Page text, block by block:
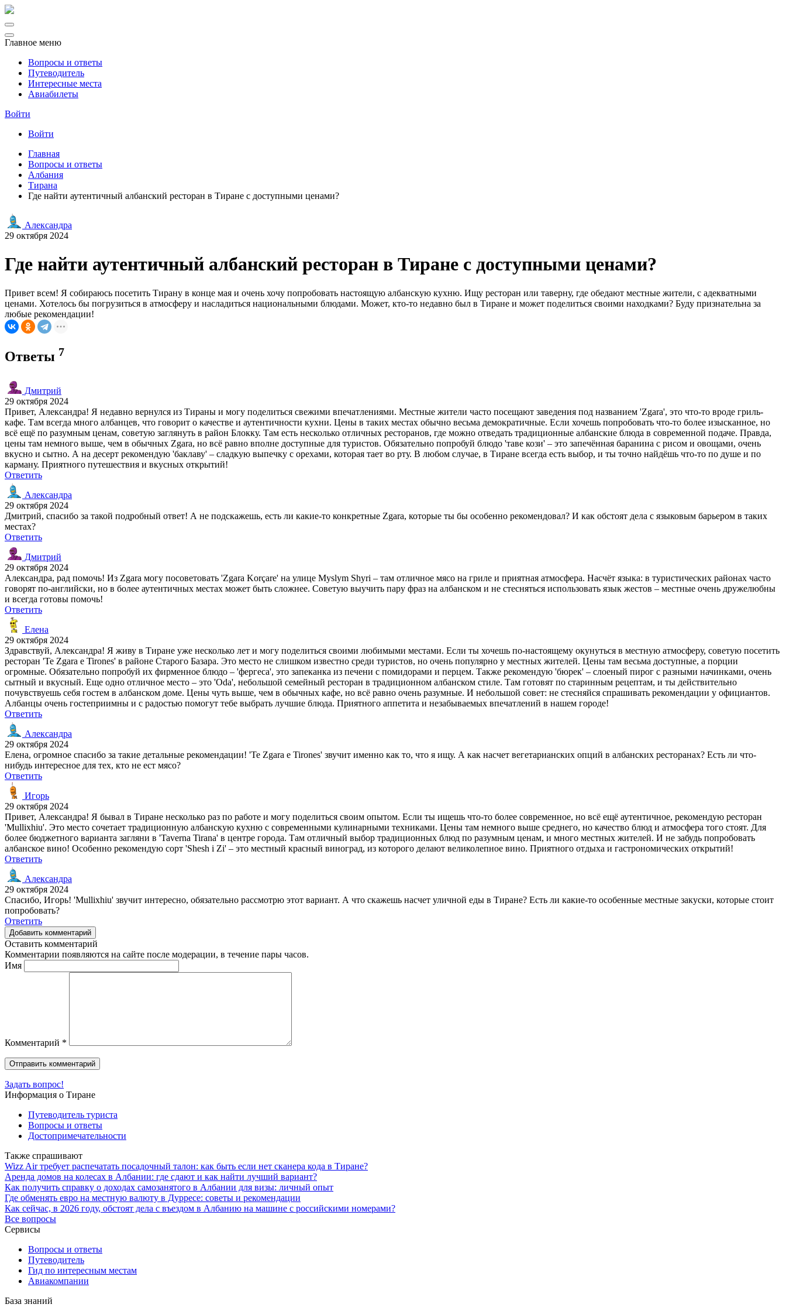
Главное меню
Вопросы и ответы
Путеводитель
Интересные места
Авиабилеты
Войти
Войти
Главная
Вопросы и ответы
Албания
Тирана
Где найти аутентичный албанский ресторан в Тиране с доступными ценами?
Александра
29 октября 2024
Где найти аутентичный албанский ресторан в Тиране с доступными ценами?
Привет всем! Я собираюсь посетить Тирану в конце мая и очень хочу попробовать настоящую албанскую кухню. Ищу ресторан или таверну, где обедают местные жители, с адекватными
ценами. Хотелось бы погрузиться в атмосферу и насладиться национальными блюдами. Может, кто-то недавно был в Тиране и может поделиться своими находками? Буду признательна за
любые рекомендации!
Ответы 7
Дмитрий
29 октября 2024
Привет, Александра! Я недавно вернулся из Тираны и могу поделиться свежими впечатлениями. Местные жители часто посещают заведения под названием 'Zgara', это что-то вроде гриль-
кафе. Там всегда много албанцев, что говорит о качестве и аутентичности кухни. Цены в таких местах обычно весьма демократичные. Если хочешь попробовать что-то более изысканное, но
всё ещё по разумным ценам, советую заглянуть в район Блокку. Там есть несколько отличных ресторанов, где можно отведать традиционные албанские блюда в современной подаче. Правда,
цены там немного выше, чем в обычных Zgara, но всё равно вполне доступные для туристов. Обязательно попробуй блюдо 'таве кози' – это запечённая баранина с рисом и овощами, очень
вкусно и сытно. А на десерт рекомендую 'баклаву' – сладкую выпечку с орехами, которая тает во рту. В любом случае, в Тиране всегда есть выбор, и ты точно найдёшь что-то по душе и по
карману. Приятного путешествия и вкусных открытий!
Ответить
Александра
29 октября 2024
Дмитрий, спасибо за такой подробный ответ! А не подскажешь, есть ли какие-то конкретные Zgara, которые ты бы особенно рекомендовал? И как обстоят дела с языковым барьером в таких
местах?
Ответить
Дмитрий
29 октября 2024
Александра, рад помочь! Из Zgara могу посоветовать 'Zgara Korçare' на улице Myslym Shyri – там отличное мясо на гриле и приятная атмосфера. Насчёт языка: в туристических районах часто
говорят по-английски, но в более аутентичных местах может быть сложнее. Советую выучить пару фраз на албанском и не стесняться использовать язык жестов – местные очень дружелюбны
и всегда готовы помочь!
Ответить
Елена
29 октября 2024
Здравствуй, Александра! Я живу в Тиране уже несколько лет и могу поделиться своими любимыми местами. Если ты хочешь по-настоящему окунуться в местную атмосферу, советую посетить
ресторан 'Te Zgara e Tirones' в районе Старого Базара. Это место не слишком известно среди туристов, но очень популярно у местных жителей. Цены там весьма доступные, а порции
огромные. Обязательно попробуй их фирменное блюдо – 'фергеса', это запеканка из печени с помидорами и перцем. Также рекомендую 'бюрек' – слоеный пирог с разными начинками, очень
сытный и вкусный. Еще одно отличное место – это 'Oda', небольшой семейный ресторан в традиционном албанском стиле. Там готовят по старинным рецептам, и ты действительно
почувствуешь себя гостем в албанском доме. Цены чуть выше, чем в обычных кафе, но всё равно очень разумные. И небольшой совет: не стесняйся спрашивать рекомендации у официантов.
Албанцы очень гостеприимны и с радостью помогут тебе выбрать лучшие блюда. Приятного аппетита и незабываемых впечатлений в нашем городе!
Ответить
Александра
29 октября 2024
Елена, огромное спасибо за такие детальные рекомендации! 'Te Zgara e Tirones' звучит именно как то, что я ищу. А как насчет вегетарианских опций в албанских ресторанах? Есть ли что-
нибудь интересное для тех, кто не ест мясо?
Ответить
Игорь
29 октября 2024
Привет, Александра! Я бывал в Тиране несколько раз по работе и могу поделиться своим опытом. Если ты ищешь что-то более современное, но всё ещё аутентичное, рекомендую ресторан
'Mullixhiu'. Это место сочетает традиционную албанскую кухню с современными кулинарными техниками. Цены там немного выше среднего, но качество блюд и атмосфера того стоят. Для
более бюджетного варианта загляни в 'Taverna Tirana' в центре города. Там отличный выбор традиционных блюд по разумным ценам, и много местных жителей. И не забудь попробовать
албанское вино! Особенно рекомендую сорт 'Shesh i Zi' – это местный красный виноград, из которого делают великолепное вино. Приятного отдыха и гастрономических открытий!
Ответить
Александра
29 октября 2024
Спасибо, Игорь! 'Mullixhiu' звучит интересно, обязательно рассмотрю этот вариант. А что скажешь насчет уличной еды в Тиране? Есть ли какие-то особенные местные закуски, которые стоит
попробовать?
Ответить
Добавить комментарий
Оставить комментарий
Комментарии появляются на сайте после модерации, в течение пары часов.
Имя
Комментарий *
Задать вопрос!
Информация о Тиране
Путеводитель туриста
Вопросы и ответы
Достопримечательности
Также спрашивают
Wizz Air требует распечатать посадочный талон: как быть если нет сканера кода в Тиране?
Аренда домов на колесах в Албании: где сдают и как найти лучший вариант?
Как получить справку о доходах самозанятого в Албании для визы: личный опыт
Где обменять евро на местную валюту в Дурресе: советы и рекомендации
Как сейчас, в 2026 году, обстоят дела с въездом в Албанию на машине с российскими номерами?
Все вопросы
Сервисы
Вопросы и ответы
Путеводитель
Гид по интересным местам
Авиакомпании
База знаний